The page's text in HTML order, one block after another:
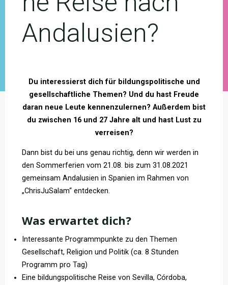
Andalusien?
Du interessierst dich für bildungspolitische und
gesellschaftliche Themen? Und du hast Freude
daran neue Leute kennenzulernen? Außerdem bist
du zwischen 16 und 27 Jahre alt und hast Lust zu
verreisen?
Dann bist du bei uns genau richtig, denn wir werden in
den Sommerferien vom 21.08. bis zum 31.08.2021
gemeinsam Andalusien in Spanien im Rahmen von
„ChrisJuSalam“ entdecken.
Was erwartet dich?
Interessante Programmpunkte zu den Themen
Gesellschaft, Religion und Politik (ca. 8 Stunden
Programm pro Tag)
Eine bildungspolitische Reise von Sevilla, Córdoba,